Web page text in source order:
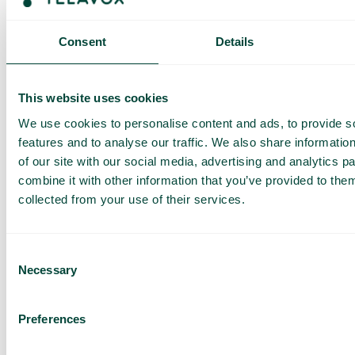
Consent Details
This website uses cookies
We use cookies to personalise content and ads, to provide
features and to analyse our traffic. We also share
of our site with our social media, advertising and analytics
combine it with other information that you’ve provided to
collected from your use of their services.
Selection
Necessary
Preferences
Så fungerar det
Vanliga frågor och svar
läsa mer.